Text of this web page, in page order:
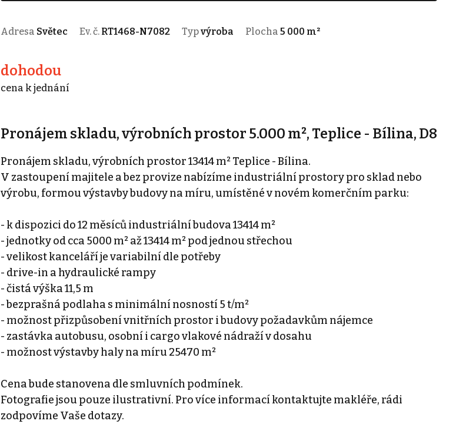
Adresa Světec Ev. č. RT1468-N7082 Typvýroba Plocha 5 000 m²
dohodou
cena k jednání
Pronájem skladu, výrobních prostor 5.000 m², Teplice - Bílina, D8
Pronájem skladu, výrobních prostor 13414 m² Teplice - Bílina.
V zastoupení majitele a bez provize nabízíme industriální prostory pro sklad nebo
výrobu, formou výstavby budovy na míru, umístěné v novém komerčním parku:
- k dispozici do 12 měsíců industriální budova 13414 m²
- jednotky od cca 5000 m² až 13414 m² pod jednou střechou
- velikost kanceláří je variabilní dle potřeby
- drive-in a hydraulické rampy
- čistá výška 11,5 m
- bezprašná podlaha s minimální nosností 5 t/m²
- možnost přizpůsobení vnitřních prostor i budovy požadavkům nájemce
- zastávka autobusu, osobní i cargo vlakové nádraží v dosahu
- možnost výstavby haly na míru 25470 m²
Cena bude stanovena dle smluvních podmínek.
Fotografie jsou pouze ilustrativní. Pro více informací kontaktujte makléře, rádi
zodpovíme Vaše dotazy.